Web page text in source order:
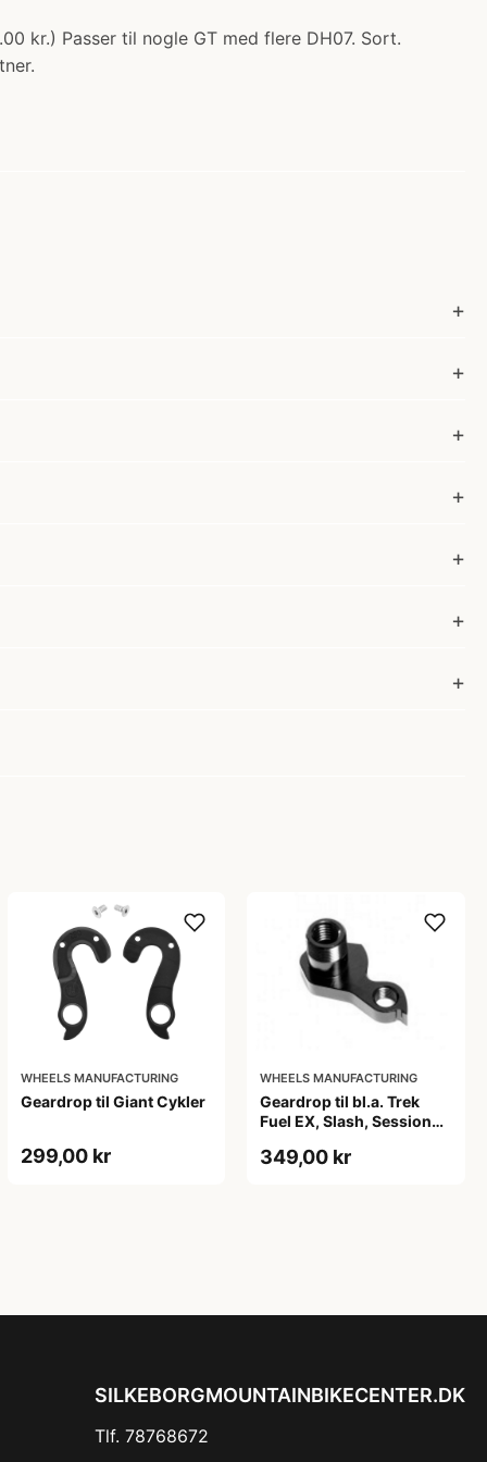
kr.) Passer til nogle GT med flere DH07. Sort.
WHEELS MANUFACTURING
Geardrop til Giant Cykler
299,00 kr
WHEELS MANUFACTURING
Geardrop til bl.a. Trek
Fuel EX, Slash, Session
349,00 kr
SILKEBORGMOUNTAINBIKECENTER.DK
Tlf. 78768672